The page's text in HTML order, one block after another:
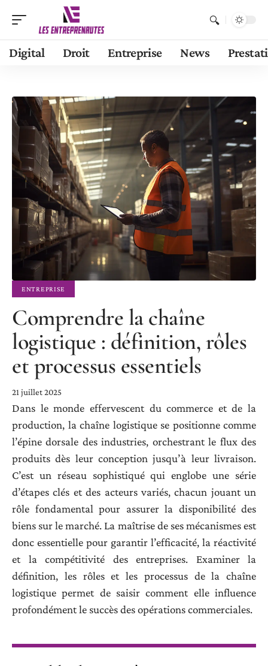
Digital Droit Entreprise News
ENTREPRISE
Comprendre la chaîne
logistique : définition, rôles
et processus essentiels
21 juillet 2025
Dans le monde effervescent du commerce et de la
production, la chaîne logistique se positionne comme
l’épine dorsale des industries, orchestrant le flux des
produits dès leur conception jusqu’à leur livraison.
C’est un réseau sophistiqué qui englobe une série
d’étapes clés et des acteurs variés, chacun jouant un
rôle fondamental pour assurer la disponibilité des
biens sur le marché. La maîtrise de ses mécanismes est
donc essentielle pour garantir l’efficacité, la réactivité
et la compétitivité des entreprises. Examiner la
définition, les rôles et les processus de la chaîne
logistique permet de saisir comment elle influence
profondément le succès des opérations commerciales.